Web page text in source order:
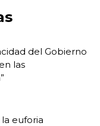
del Gobierno
las
euforia